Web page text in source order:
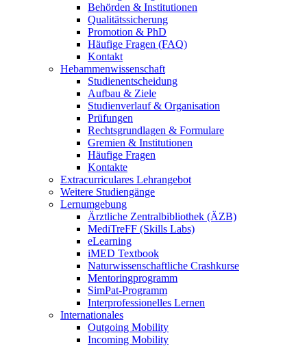
Behörden & Institutionen
Qualitätssicherung
Promotion & PhD
Häufige Fragen (FAQ)
Kontakt
Hebammenwissenschaft
Studienentscheidung
Aufbau & Ziele
Studienverlauf & Organisation
Prüfungen
Rechtsgrundlagen & Formulare
Gremien & Institutionen
Häufige Fragen
Kontakte
Extracurriculares Lehrangebot
Weitere Studiengänge
Lernumgebung
Ärztliche Zentralbibliothek (ÄZB)
MediTreFF (Skills Labs)
eLearning
iMED Textbook
Naturwissenschaftliche Crashkurse
Mentoringprogramm
SimPat-Programm
Interprofessionelles Lernen
Internationales
Outgoing Mobility
Incoming Mobility